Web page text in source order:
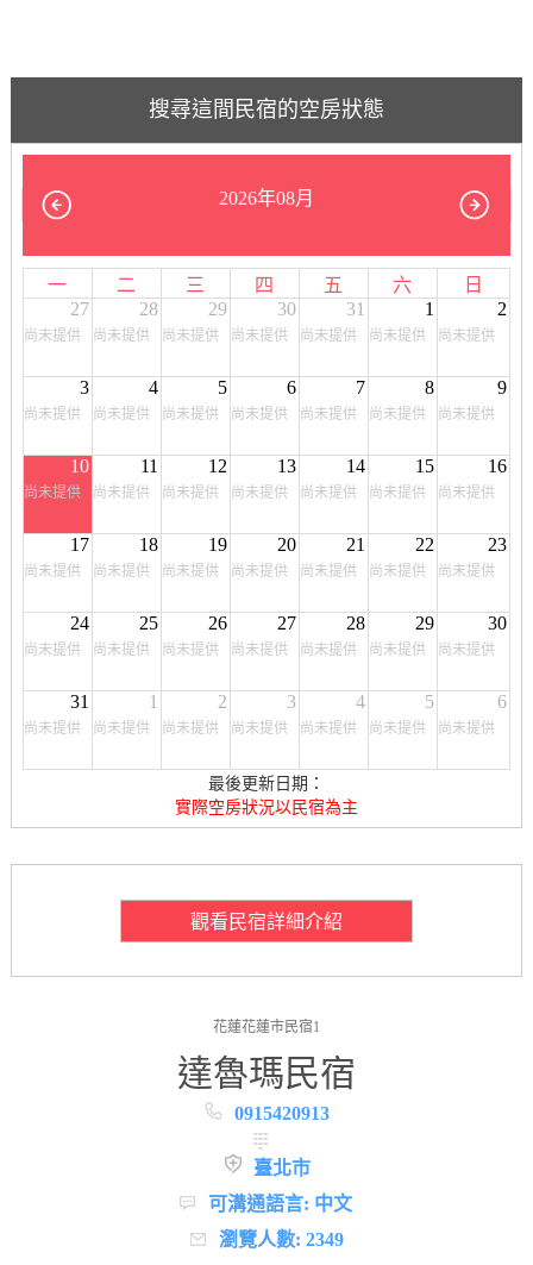
搜尋這間民宿的空房狀態
2026年08月
一 二 三 四 五 六
日
27
尚未提供
28
尚未提供
29
尚未提供
30
尚未提供
31
尚未提供
1
尚未提供
2
尚未提供
3
尚未提供
4
尚未提供
5
尚未提供
6
尚未提供
7
尚未提供
8
尚未提供
9
尚未提供
10
尚未提供
11
尚未提供
12
尚未提供
13
尚未提供
14
尚未提供
15
尚未提供
16
尚未提供
17
尚未提供
18
尚未提供
19
尚未提供
20
尚未提供
21
尚未提供
22
尚未提供
23
尚未提供
24
尚未提供
25
尚未提供
26
尚未提供
27
尚未提供
28
尚未提供
29
尚未提供
30
尚未提供
31
尚未提供
1
尚未提供
2
尚未提供
3
尚未提供
4
尚未提供
5
尚未提供
6
尚未提供
最後更新日期：
實際空房狀況以民宿為主
觀看民宿詳細介紹
花蓮花蓮市民宿1
達魯瑪民宿
0915420913
臺北市
可溝通語言: 中文
瀏覽人數: 2349